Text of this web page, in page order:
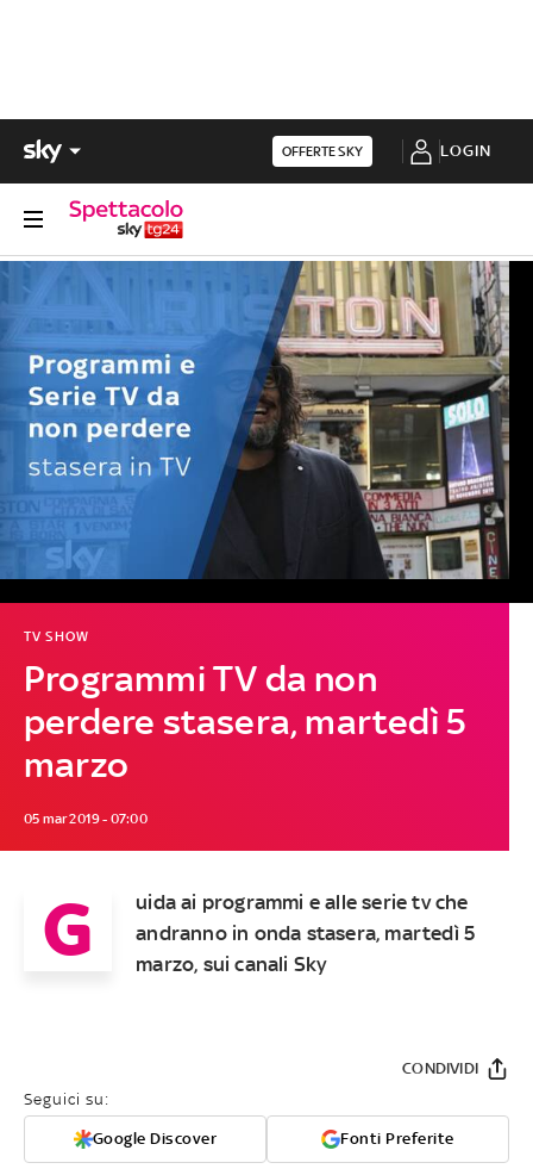
OFFERTE SKY LOGIN
Programmi TV da non
perdere stasera, martedì 5
marzo
TV SHOW
05 mar 2019 - 07:00
G
uida ai programmi e alle serie tv che
andranno in onda stasera, martedì 5
marzo, sui canali Sky
Seguici su:
Google Discover Fonti Preferite
CONDIVIDI